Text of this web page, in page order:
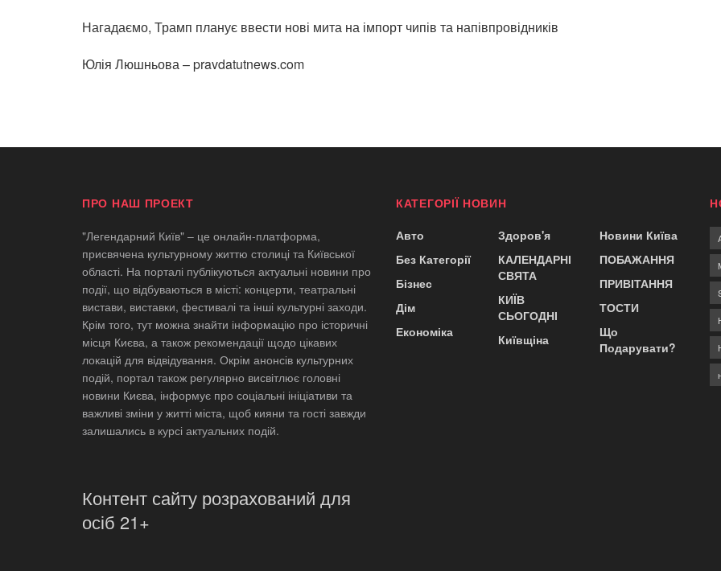
Нагадаємо, Трамп планує ввести нові мита на імпорт чипів та напівпровідників
Юлія Люшньова – pravdatutnews.com
ПРО НАШ ПРОЕКТ
"Легендарний Київ" – це онлайн-платформа,
присвячена культурному життю столиці та Київської
області. На порталі публікуються актуальні новини про
події, що відбуваються в місті: концерти, театральні
вистави, виставки, фестивалі та інші культурні заходи.
Крім того, тут можна знайти інформацію про історичні
місця Києва, а також рекомендації щодо цікавих
локацій для відвідування. Окрім анонсів культурних
подій, портал також регулярно висвітлює головні
новини Києва, інформує про соціальні ініціативи та
важливі зміни у житті міста, щоб кияни та гості завжди
залишались в курсі актуальних подій.
Контент сайту розрахований для
осіб 21+
КАТЕГОРІЇ НОВИН
Авто
Без Категорії
Бізнес
Дім
Економіка
Здоров'я
КАЛЕНДАРНІ
СВЯТА
КИЇВ
СЬОГОДНІ
Київщіна
Новини Київа
ПОБАЖАННЯ
ПРИВІТАННЯ
ТОСТИ
Що
Подарувати?